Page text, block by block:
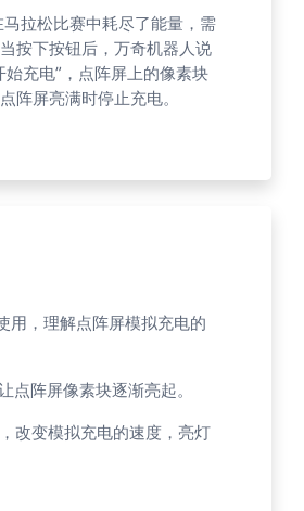
拉松比赛中耗尽了能量，需
按下按钮后，万奇机器人说
始充电”，点阵屏上的像素块
阵屏亮满时停止充电。
用，理解点阵屏模拟充电的
点阵屏像素块逐渐亮起。
改变模拟充电的速度，亮灯